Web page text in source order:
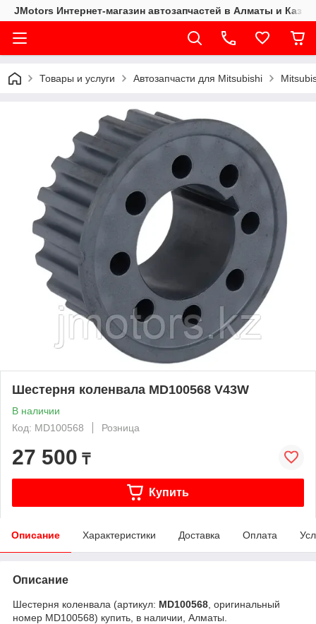
JMotors Интернет-магазин автозапчастей в Алматы и
Товары и услуги Автозапчасти для Mitsubishi
Шестерня коленвала MD100568 V43W
В наличии
Код: MD100568
Розница
27 500 ₸
Купить
Описание Характеристики Доставка Оплата
Описание
Шестерня коленвала (артикул: MD100568 , оригинальный
номер MD100568) купить, в наличии, Алматы.